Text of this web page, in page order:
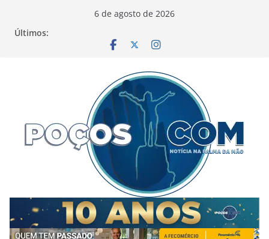
6 de agosto de 2026
Últimos: